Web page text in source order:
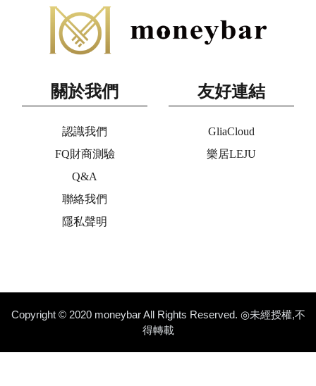
關於我們
認識我們
FQ財商測驗
Q&A
聯絡我們
隱私聲明
友好連結
GliaCloud
樂居LEJU
Copyright © 2020 moneybar All Rights Reserved. ◎未經授權,不
得轉載